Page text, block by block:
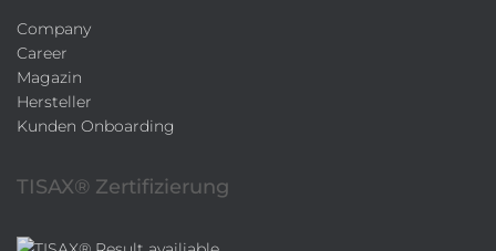
Company
Career
Magazin
Hersteller
Kunden Onboarding
TISAX® Zertifizierung